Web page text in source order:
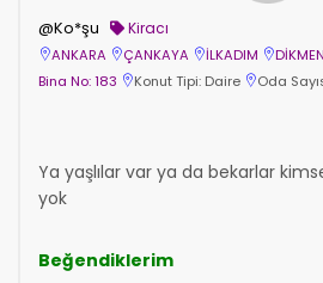
@Ko*şu Kiracı
ANKARA ÇANKAYA İLKADIM
Bina No: 183
Konut Tipi: Daire Oda
Ya yaşlılar var ya da bekarlar
yok
Beğendiklerim